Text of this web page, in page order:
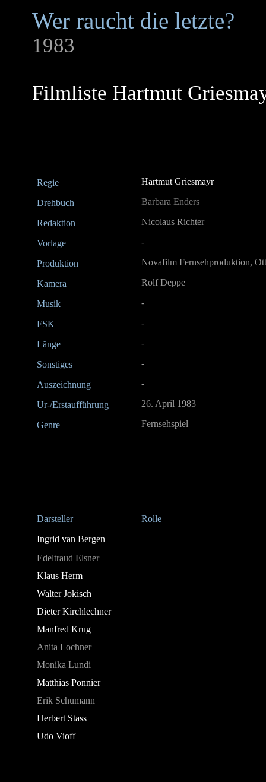
Wer raucht die letzte?
1983
Filmliste Hartmut
Regie Hartmut Griesmayr
Drehbuch Barbara Enders
Redaktion Nicolaus Richter
Vorlage -
Produktion Novafilm Fernsehproduktion,
Kamera Rolf Deppe
Musik -
FSK -
Länge -
Sonstiges -
Auszeichnung -
Ur-/Erstaufführung 26. April 1983
Genre Fernsehspiel
Darsteller
Rolle
Ingrid van Bergen
Edeltraud Elsner
Klaus Herm
Walter Jokisch
Dieter Kirchlechner
Manfred Krug
Anita Lochner
Monika Lundi
Matthias Ponnier
Erik Schumann
Herbert Stass
Udo Vioff